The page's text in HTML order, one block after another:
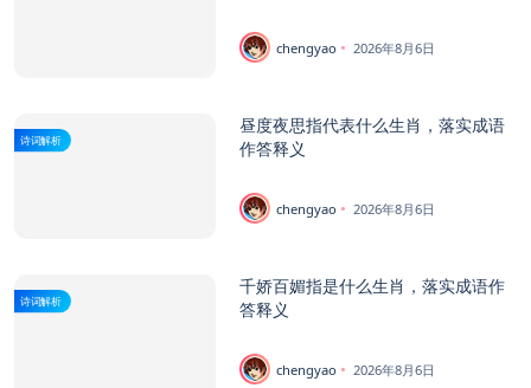
chengyao 2026年8月6日
诗词解析
昼度夜思指代表什么生肖，落实成语
作答释义
chengyao 2026年8月6日
诗词解析
千娇百媚指是什么生肖，落实成语作
答释义
chengyao 2026年8月6日